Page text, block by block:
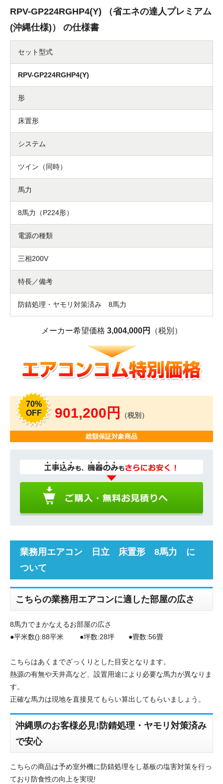
RPV-GP224RGHP4(Y) （省エネの達人プレミアム
(沖縄仕様)） の仕様書
セット型式
RPV-GP224RGHP4(Y)
形
床置形
システム
ツイン（同時）
馬力
8馬力（P224形）
電源の種類
三相200V
特長／備考
防錆処理・ヤモリ対策済み 8馬力
メーカー希望価格 3,004,000円 （税別）
70%
OFF
901,200円 （税別）
総額保証対象商品
業務用エアコン 日立 床置形 8馬力 に
ついて
こちらの業務用エアコンに適した部屋の広さ
8馬力でまかなえるお部屋の広さ
●平米数():88平米 ●坪数:28坪 ●畳数:56畳
こちらはあくまでざっくりとした目安となります。
熱源の有無や天井高など、設置用途により必要な馬力が異なりま
す。
正確な馬力は現地を直接見てもらい算出してもらいましょう。
沖縄県のお客様必見!防錆処理・ヤモリ対策済み
で安心
こちらの商品は予め室外機に防錆処理をし基板の塩害対策を行っ
ており防食性の向上を実現!